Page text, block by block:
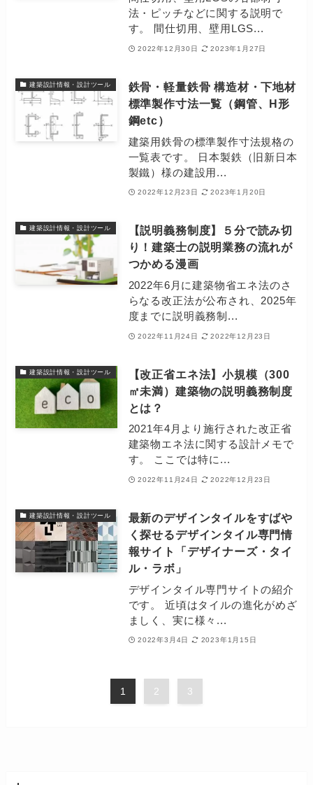
法・ピッチなどに関する説明で
す。 間仕切用、壁用LGS...
2022年12月30日 2023年1月27日
建築設計情報・設計ツール
鉄骨・軽量鉄骨 構造材・下地材
標準製作寸法一覧（鋼管、H形
鋼etc）
建築用鉄骨の標準製作寸法規格の
一覧表です。 日本製鉄（旧新日本
製鐵）様の建設用...
2022年12月23日 2023年1月20日
建築設計情報・設計ツール
【説明義務制度】５分で読み切
り！建築士の説明業務の流れが
つかめる漫画
2022年6月に建築物省エネ法のさ
らなる改正法が公布され、2025年
度までに説明義務制...
2022年11月24日 2022年12月23日
建築設計情報・設計ツール
【改正省エネ法】小規模（300
㎡未満）建築物の説明義務制度
とは？
2021年4月より施行された改正省
建築物エネ法に関する設計メモで
す。 ここでは特に...
2022年11月24日 2022年12月23日
建築設計情報・設計ツール
最新のデザインタイルをすばや
く探せるデザインタイル専門情
報サイト「デザイナーズ・タイ
ル・ラボ」
デザインタイル専門サイトの紹介
です。 近頃はタイルの進化がめざ
ましく、実に様々...
2022年3月4日 2023年1月15日
1 2 3